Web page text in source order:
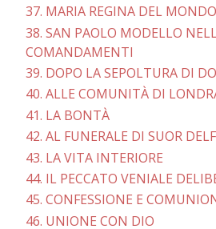
37. MARIA REGINA DEL MONDO
38. SAN PAOLO MODELLO
COMANDAMENTI
39. DOPO LA SEPOLTURA DI
40. ALLE COMUNITÀ DI
41. LA BONTÀ
42. AL FUNERALE DI SUOR
43. LA VITA INTERIORE
44. IL PECCATO VENIALE
45. CONFESSIONE E
46. UNIONE CON DIO